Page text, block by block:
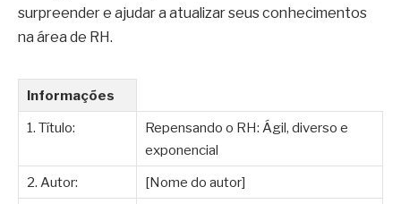
surpreender e ajudar a atualizar seus conhecimentos
na área de RH.
Informações
1. Título:
Repensando o RH: Ágil, diverso e
exponencial
2. Autor:
[Nome do autor]